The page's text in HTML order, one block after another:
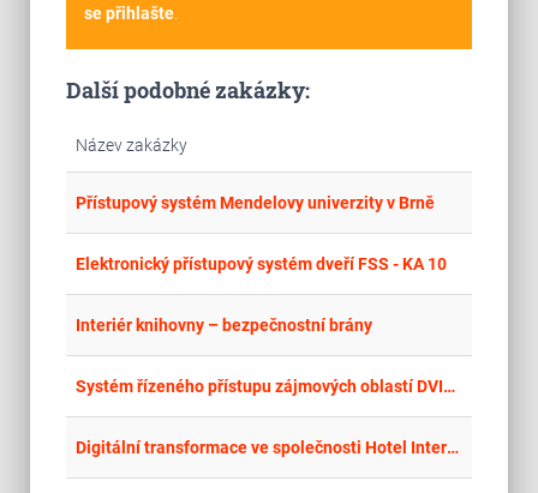
se přihlašte.
Další podobné zakázky:
Název zakázky
Přístupový systém Mendelovy univerzity v Brně
Elektronický přístupový systém dveří FSS - KA 10
Interiér knihovny – bezpečnostní brány
Systém řízeného přístupu zájmových oblastí DVISÚ
Digitální transformace ve společnosti Hotel International Brno, a.s. – Přístupový systém